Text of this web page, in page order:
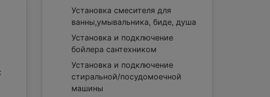
Установка смесителя для
ванны,умывальника, биде, душа
Установка и подключение
бойлера сантехником
Установка и подключение
стиральной/посудомоечной
машины